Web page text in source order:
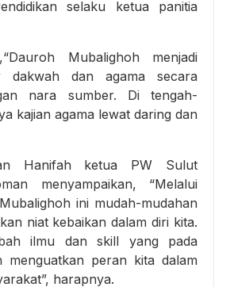
selaku ketua panitia
Mubalighoh menjadi
dakwah dan agama secara
nara sumber. Di tengah-
kajian agama lewat daring dan
Hanifah ketua PW Sulut
menyampaikan, “Melalui
ini mudah-mudahan
niat kebaikan dalam diri kita.
ilmu dan skill yang pada
menguatkan peran kita dalam
harapnya.